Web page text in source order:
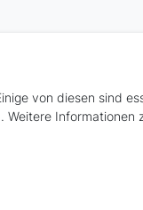
von diesen sind
Weitere